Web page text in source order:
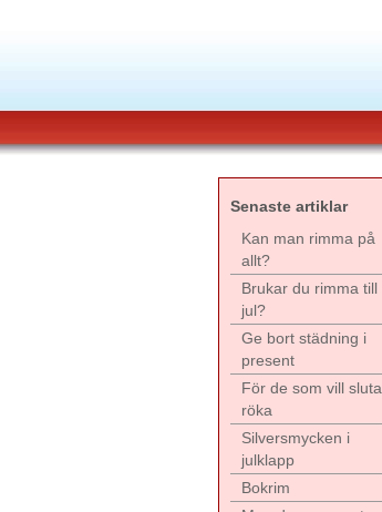
Senaste artiklar
Kan man rimma på
allt?
Brukar du rimma till
jul?
Ge bort städning i
present
För de som vill sluta
röka
Silversmycken i
julklapp
Bokrim